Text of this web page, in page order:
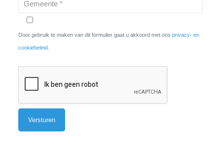
Door gebruik te maken van dit formulier gaat u akkoord met ons privacy- en
cookiebeleid.